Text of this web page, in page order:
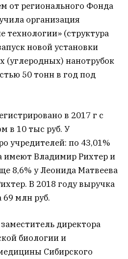
от регионального Фонда
организация
технологии» (структура
новой установки
(углеродных) нанотрубок
50 тонн в год под
в 2017 г с
в 10 тыс руб. У
учредителей: по 43,01%
имеют Владимир Рихтер и
8,6% у Леонида Матвеева
В 2018 году выручка
млн руб.
директора
биологии и
Сибирского